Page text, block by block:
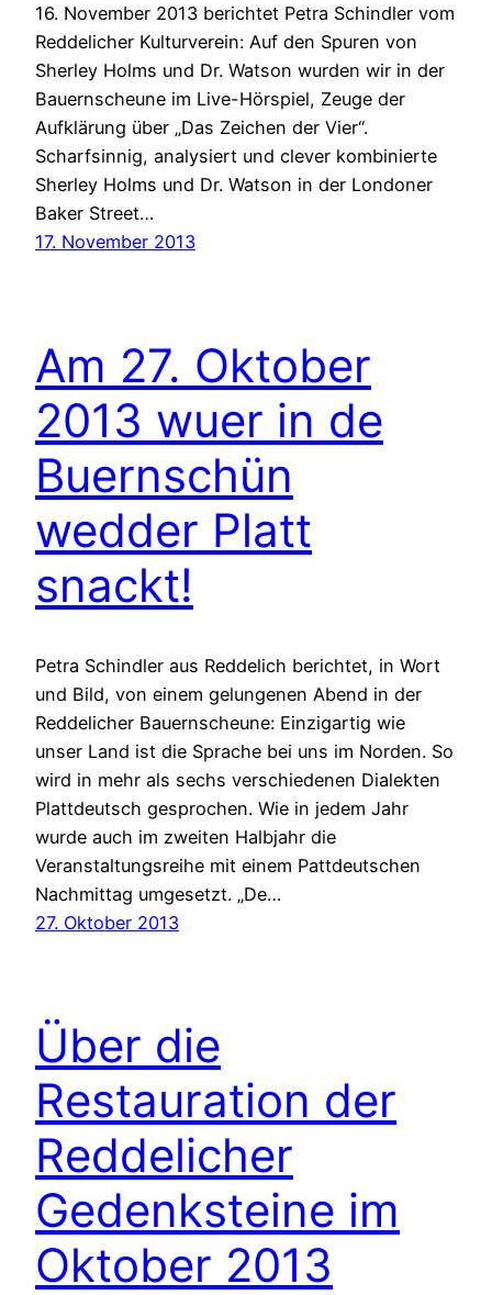
16. November 2013 berichtet Petra Schindler vom
Reddelicher Kulturverein: Auf den Spuren von
Sherley Holms und Dr. Watson wurden wir in der
Bauernscheune im Live-Hörspiel, Zeuge der
Aufklärung über „Das Zeichen der Vier“.
Scharfsinnig, analysiert und clever kombinierte
Sherley Holms und Dr. Watson in der Londoner
Baker Street…
17. November 2013
Am 27. Oktober
2013 wuer in de
Buernschün
wedder Platt
snackt!
Petra Schindler aus Reddelich berichtet, in Wort
und Bild, von einem gelungenen Abend in der
Reddelicher Bauernscheune: Einzigartig wie
unser Land ist die Sprache bei uns im Norden. So
wird in mehr als sechs verschiedenen Dialekten
Plattdeutsch gesprochen. Wie in jedem Jahr
wurde auch im zweiten Halbjahr die
Veranstaltungsreihe mit einem Pattdeutschen
Nachmittag umgesetzt. „De…
27. Oktober 2013
Über die
Restauration der
Reddelicher
Gedenksteine im
Oktober 2013